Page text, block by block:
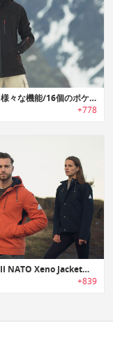
Apricoat｜様々な機能/16個のポケットを搭載したアドベンチャージャケット「アプリコート」
+778
Jago Mark II NATO Xeno Jacket｜戦闘機パイロットやエベレスト登頂者も着用した耐久性に優れたジャケット
+839